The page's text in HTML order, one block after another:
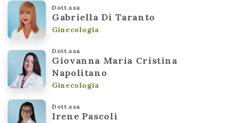
Dott.ssa
Gabriella Di Taranto
Ginecologia
Dott.ssa
Giovanna Maria Cristina
Napolitano
Ginecologia
Dott.ssa
Irene Pascoli